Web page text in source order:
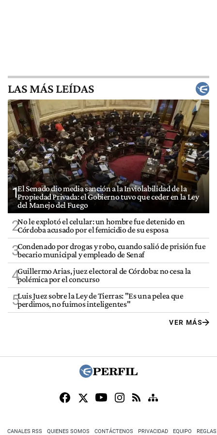
LAS MÁS LEÍDAS
1El Senado dio media sanción a la Inviolabilidad de la
Propiedad Privada: el Gobierno tuvo que ceder en la Ley
del Manejo del Fuego
2No le explotó el celular: un hombre fue detenido en
Córdoba acusado por el femicidio de su esposa
3Condenado por drogas y robo, cuando salió de prisión fue
becario municipal y empleado de Senaf
4Guillermo Arias, juez electoral de Córdoba: no cesa la
polémica por el concurso
5Luis Juez sobre la Ley de Tierras: "Es una pelea que
perdimos, no fuimos inteligentes"
VER MÁS
CANALES RSS QUIENES SOMOS CONTÁCTENOS PRIVACIDAD EQUIPO